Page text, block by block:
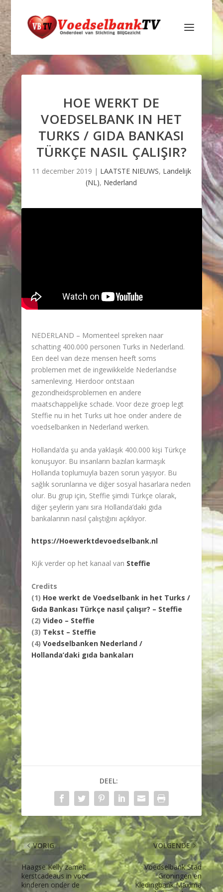
HOE WERKT DE
VOEDSELBANK IN HET
TURKS / GIDA BANKASI
TÜRKÇE NASIL ÇALIŞIR?
11 december 2019 | LAATSTE NIEUWS, Landelijk
(NL), Nederland
NEDERLAND – Momenteel spreken naar
schatting 400.000 personen Turks in Nederland.
Een deel van deze mensen heeft soms
problemen met de ingewikkelde Nederlandse
samenleving. Hierdoor ontstaan
gezondheidsproblemen en andere
maatschappelijke schade. Voor deze groep legt
Steffie nu in het Turks uit hoe onder andere de
voedselbanken in Nederland werken.
Hollanda’da şu anda yaklaşık 400.000 kişi Türkçe
konuşuyor. Bu insanların bazıları karmaşık
Hollanda toplumuyla bazen sorun yaşıyor. Bu
sağlık sorunlarına ve diğer sosyal hasarlara neden
olur. Bu grup için, Steffie şimdi Türkçe olarak,
diğer şeylerin yanı sıra Hollanda’daki gıda
bankalarının nasıl çalıştığını açıklıyor.
https://Hoewerktdevoedselbank.nl
Kijk verder op het kanaal van Steffie
Credits
(1) Hoe werkt de Voedselbank in het Turks /
Gıda Bankası Türkçe nasıl çalışır? – Steffie
(2) Video – Steffie
(3) Tekst – Steffie
(4) Voedselbanken Nederland /
Hollanda’daki gıda bankaları
DEEL:
VORIG
Haagse Kelly zamelt
kerstcadeaus in voor
kinderen onder de
VOLGENDE
Voedselbank Stad
Groningen en
Kledingbank Maxima